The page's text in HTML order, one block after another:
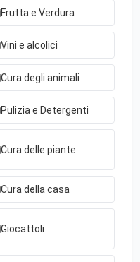
Frutta e Verdura
Vini e alcolici
Cura degli animali
Pulizia e Detergenti
Cura delle piante
Cura della casa
Giocattoli